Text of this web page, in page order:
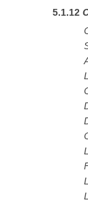
5.1.12